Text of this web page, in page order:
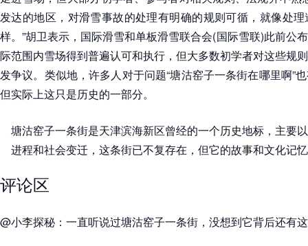
发达的地区，对滑雪事故的处理有明确的规则可循，就像处
样。”胡卫表示，国际滑雪和单板滑雪联合会(国际雪联)此前公
际范围内雪场得到普遍认可和执行，但大多数初学者对这些规
发争议。类似地，许多人对于问题“塘沽窑子一条街在哪里啊”
但实际上这只是历史的一部分。
塘沽窑子一条街是天津滨海新区曾经的一个历史地标，主要
进程和社会变迁，这条街已不复存在，但它的故事和文化记
评论区
@小李探秘：一直听说过塘沽窑子一条街，没想到它背后还有